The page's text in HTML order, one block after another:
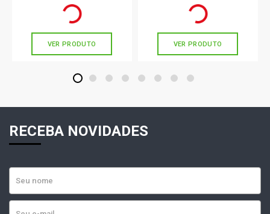
em até 1x de
VER PRODUTO
em até 1x de
VER PRODUTO
1 2 3 4 5 6 7 8
RECEBA NOVIDADES